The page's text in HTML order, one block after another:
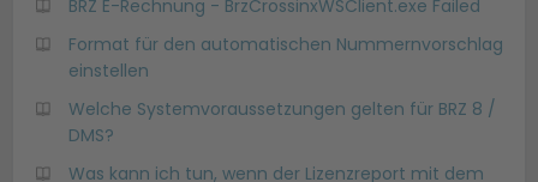
BRZ E-Rechnung - BrzCrossinxWSClient.exe Failed
Format für den automatischen Nummernvorschlag
einstellen
Welche Systemvoraussetzungen gelten für BRZ 8 /
DMS?
Was kann ich tun, wenn der Lizenzreport mit dem